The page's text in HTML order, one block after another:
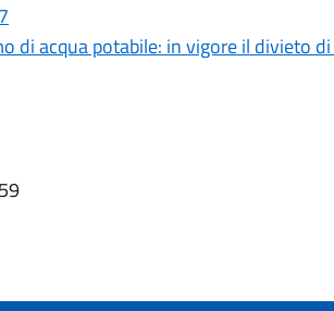
di acqua potabile: in vigore il divieto